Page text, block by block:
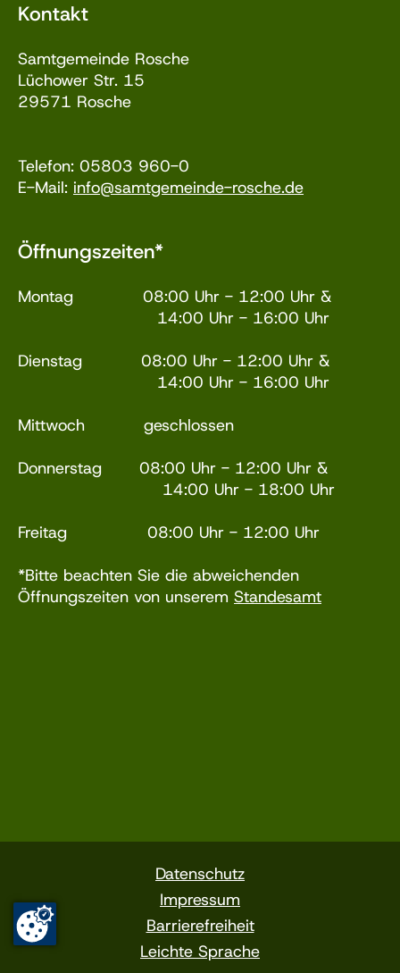
Kontakt
Samtgemeinde Rosche
Lüchower Str. 15
29571 Rosche
Telefon: 05803 960-0
E-Mail: info@samtgemeinde-rosche.de
Öffnungszeiten*
Montag 08:00 Uhr - 12:00 Uhr &
14:00 Uhr - 16:00 Uhr
Dienstag 08:00 Uhr - 12:00 Uhr &
14:00 Uhr - 16:00 Uhr
Mittwoch geschlossen
Donnerstag 08:00 Uhr - 12:00 Uhr &
14:00 Uhr - 18:00 Uhr
Freitag 08:00 Uhr - 12:00 Uhr
*Bitte beachten Sie die abweichenden
Öffnungszeiten von unserem Standesamt
Datenschutz
Impressum
Barrierefreiheit
Leichte Sprache